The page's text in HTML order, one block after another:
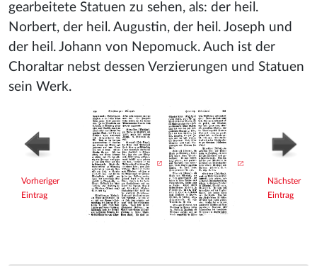
gearbeitete Statuen zu sehen, als: der heil.
Norbert, der heil. Augustin, der heil. Joseph und
der heil. Johann von Nepomuck. Auch ist der
Choraltar nebst dessen Verzierungen und Statuen
sein Werk.
Vorheriger
Eintrag
Nächster
Eintrag